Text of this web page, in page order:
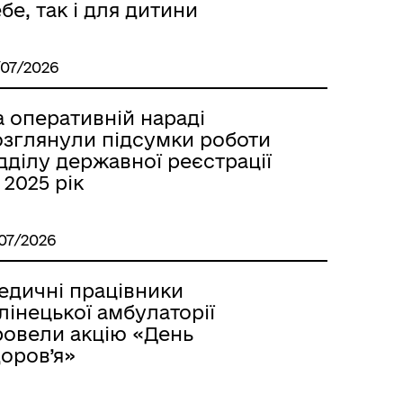
так і для дитини
2026
оперативній нараді
підсумки роботи
державної реєстрації
2025 рік
2026
працівники
амбулаторії
акцію «День